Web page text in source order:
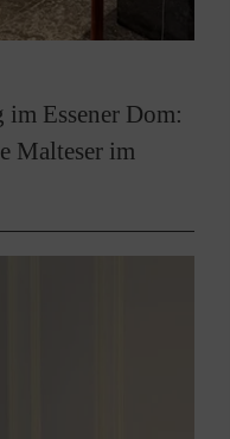
Essener Dom:
Malteser im